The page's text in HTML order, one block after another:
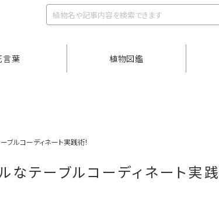
言葉 植物図鑑
ブルコーディネート実践術！
なテーブルコーディネート実践